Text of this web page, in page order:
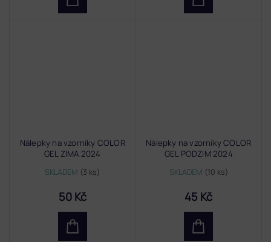
Nálepky na vzorníky COLOR
GEL ZIMA 2024
SKLADEM (3 ks)
50 Kč
Nálepky na vzorníky COLOR
GEL PODZIM 2024
SKLADEM (10 ks)
45 Kč